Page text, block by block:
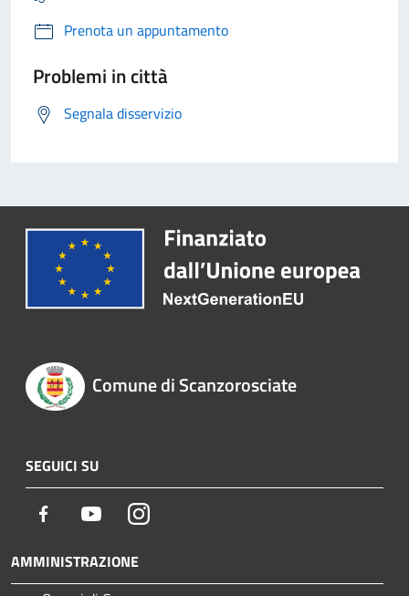
Prenota un appuntamento
Problemi in città
Segnala disservizio
Comune di Scanzorosciate
SEGUICI SU
Facebook YoutubeInstagram
AMMINISTRAZIONE